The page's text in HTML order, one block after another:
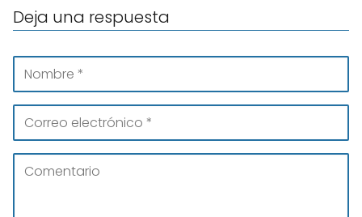
Deja una respuesta